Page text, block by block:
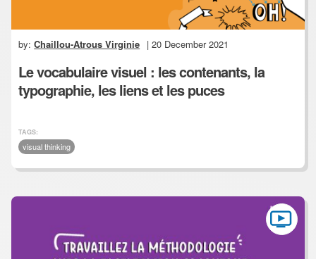
by:Chaillou-Atrous Virginie | 20 December 2021
Le vocabulaire visuel : les contenants, la
typographie, les liens et les puces
TAGS:
visual thinking